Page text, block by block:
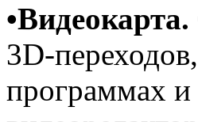
•Видеокарта.
3D-
программах и